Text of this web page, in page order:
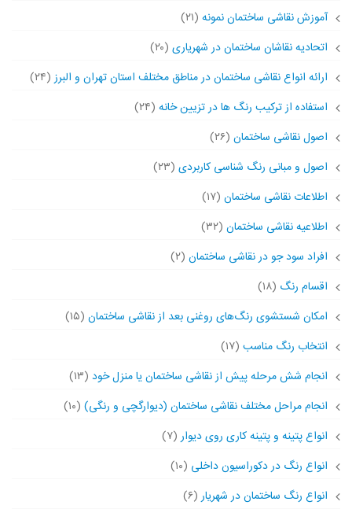
آموزش نقاشی ساختمان نمونه (۲۱)
اتحادیه نقاشان ساختمان در شهریاری (۲۰)
ارائه انواع نقاشی ساختمان در مناطق مختلف استان تهران و البرز(۲۴)
استفاده از ترکیب رنگ ها در تزیین خانه (۲۴)
اصول نقاشی ساختمان (۲۶)
اصول و مبانی رنگ شناسی کاربردی (۲۳)
اطلاعات نقاشی ساختمان (۱۷)
اطلاعیه نقاشی ساختمان (۳۲)
افراد سود جو در نقاشی ساختمان (۲)
اقسام رنگ (۱۸)
امکان شستشوی رنگ‌های روغنی بعد از نقاشی ساختمان (۱۵)
انتخاب رنگ مناسب (۱۷)
انجام شش مرحله پیش از نقاشی ساختمان یا منزل خود (۱۳)
انجام مراحل مختلف نقاشی ساختمان (دیوارگچی و رنگی) (۱۰)
انواع پتینه و پتینه کاری روی دیوار(۷)
انواع رنگ در دکوراسیون داخلی (۱۰)
انواع رنگ ساختمان در شهریار(۶)